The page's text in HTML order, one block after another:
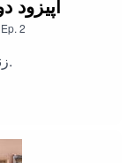
2.
Ep. 2
زنده باد هری پاتر پسری که زنده ماند.